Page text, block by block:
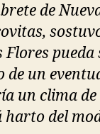
de
pueda
un
un clima de
harto del